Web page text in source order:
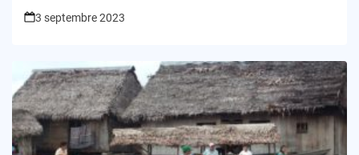
3 septembre 2023